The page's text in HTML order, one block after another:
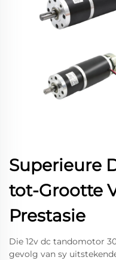
Superieure
tot-Grootte
Prestasie
Die 12v dc tandomotor
gevolg van sy